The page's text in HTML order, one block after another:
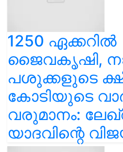
1250 ഏക്കറിൽ
ജൈവകൃഷി,
പശുക്കളുടെ
കോടിയുടെ
വരുമാനം:
യാദവിന്റെ